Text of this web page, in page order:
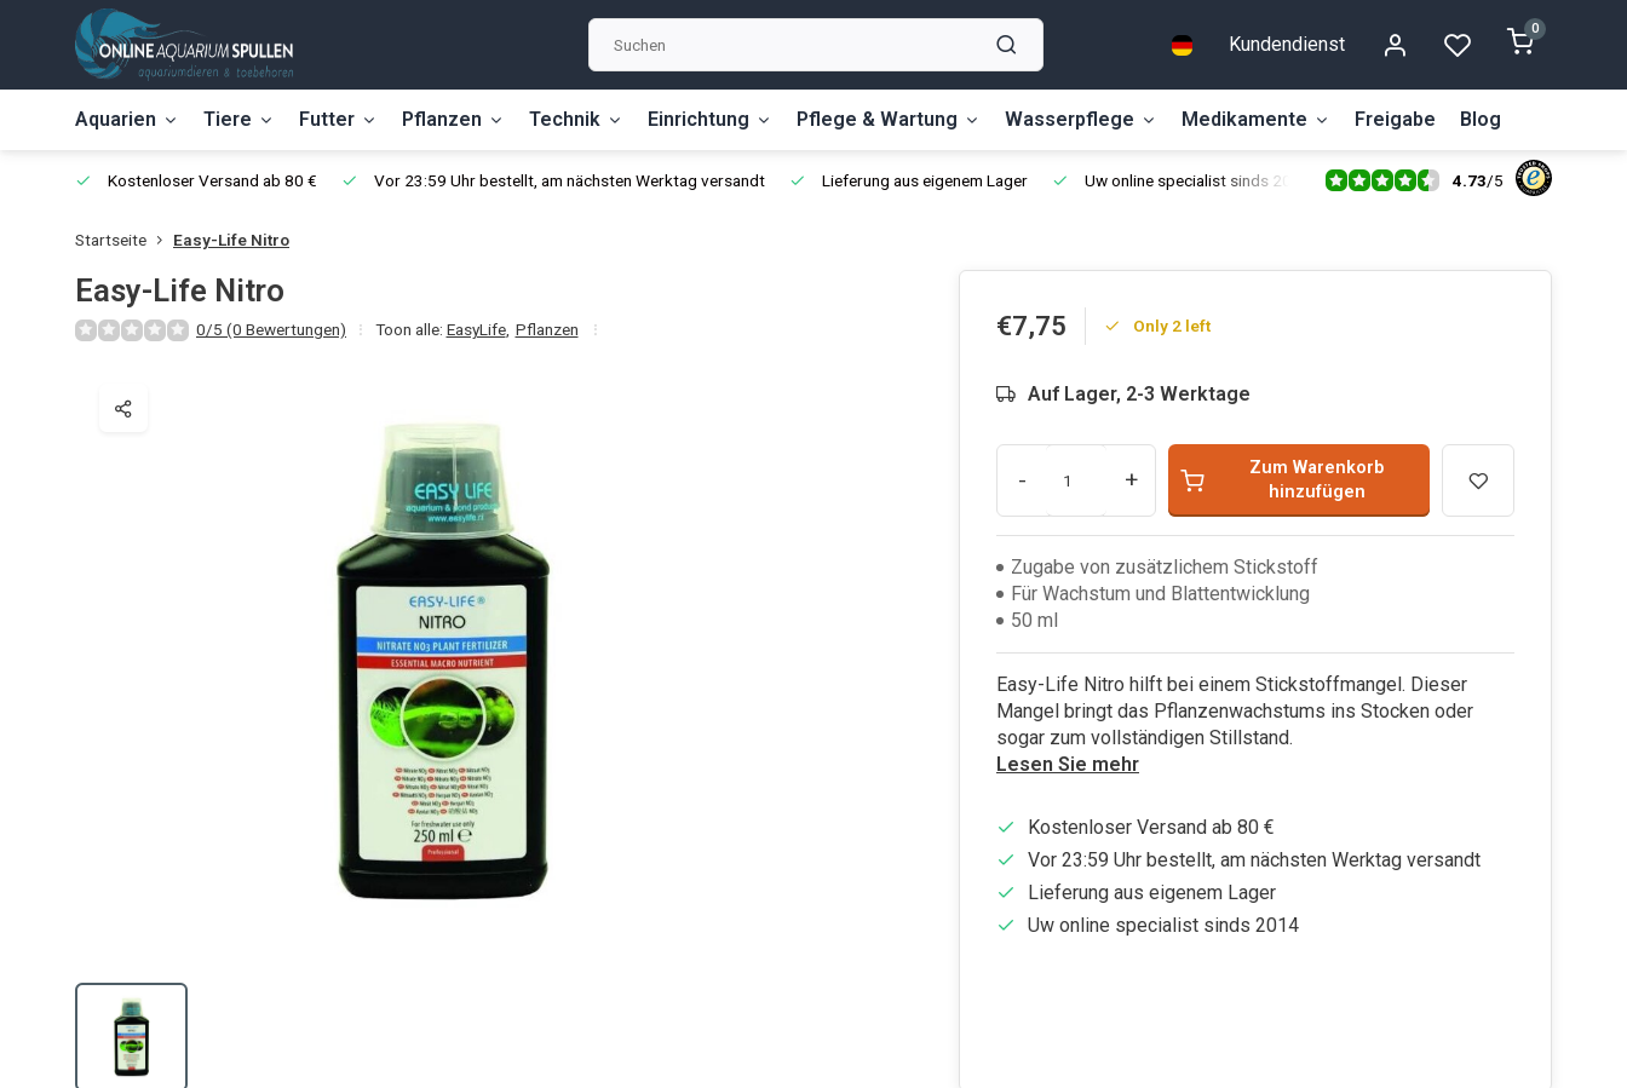
Kundendienst
0
Aquarien Tiere Futter Pflanzen Technik Einrichtung Pflege & Wartung Wasserpflege Medikamente Freigabe Blog
Kostenloser Versand ab 80 € Vor 23:59 Uhr bestellt, am nächsten Werktag versandt Lieferung aus eigenem Lager Uw online specialist sinds 2014 4.73/5
Startseite Easy-Life Nitro
Easy-Life Nitro
0/5 (0 Bewertungen) Toon alle: EasyLife, Pflanzen €7,75 Only 2 left
Auf Lager, 2-3 Werktage
- +
Zum Warenkorb
hinzufügen
Zugabe von zusätzlichem Stickstoff
Für Wachstum und Blattentwicklung
50 ml
Easy-Life Nitro hilft bei einem Stickstoffmangel. Dieser
Mangel bringt das Pflanzenwachstums ins Stocken oder
sogar zum vollständigen Stillstand.
Lesen Sie mehr
Kostenloser Versand ab 80 €
Vor 23:59 Uhr bestellt, am nächsten Werktag versandt
Lieferung aus eigenem Lager
Uw online specialist sinds 2014